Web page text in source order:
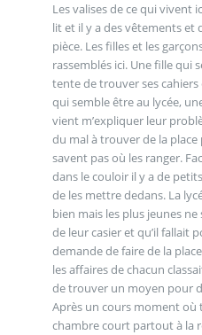
Les valises de ce qui vivent
lit et il y a des vêtements et
pièce. Les filles et les
rassemblés ici. Une fille qui
tente de trouver ses
qui semble être au lycée,
vient m’expliquer leur
du mal à trouver de la
savent pas où les ranger.
dans le couloir il y a de
de les mettre dedans. La
bien mais les plus jeunes
de leur casier et qu’il fallait
demande de faire de la
les affaires de chacun
de trouver un moyen pour
Après un cours moment où
chambre court partout à la